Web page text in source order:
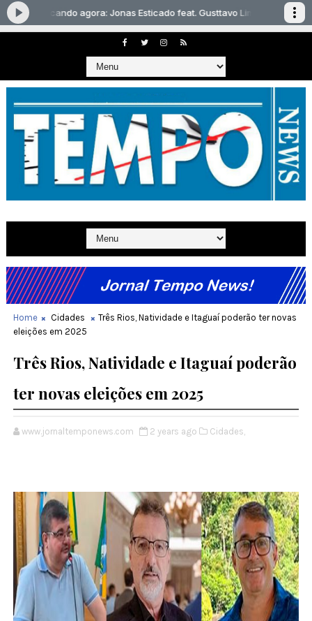
Home Cidades
Três Rios, Natividade e Itaguaí poderão ter novas
eleições em 2025
Três Rios, Natividade e Itaguaí poderão
ter novas eleições em 2025
www.jornaltemponews.com 2 years ago Cidades,